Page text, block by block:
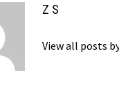
Z S
View all posts